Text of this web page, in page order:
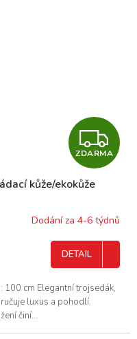
Z
D
R
A
ZDARMA
kůže/ekokůže
Dodání za 4-6 týdnů
DETAIL
100 cm Elegantní trojsedák,
luxus a pohodlí.
činí...